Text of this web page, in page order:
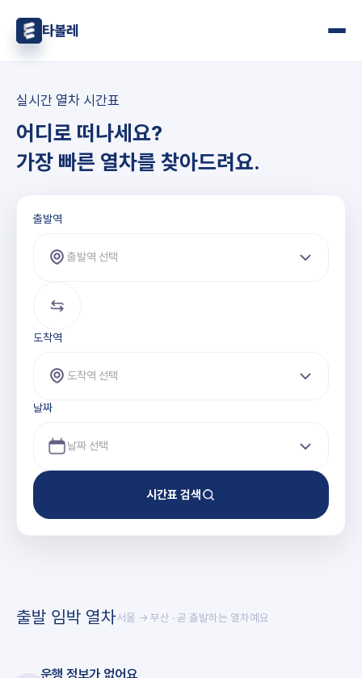
타볼레
실시간 열차 시간표
어디로 떠나세요?
가장 빠른 열차를 찾아드려요.
출발역과 도착역 선택
출발역
출발역 선택
도착역
도착역 선택
날짜
시간표 검색
출발 임박 열차서울 → 부산 · 곧 출발하는 열차예요
운행 정보가 없어요